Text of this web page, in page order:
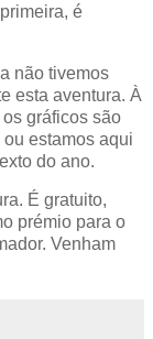
é
não tivemos
esta aventura. À
gráficos são
estamos aqui
do ano.
É gratuito,
prémio para o
Venham